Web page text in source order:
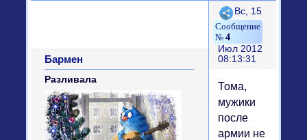
Поделиться
4
Вс, 15
Июл 2012
08:13:31
Бармен
Разливала
Тома,
мужики
после
армии не